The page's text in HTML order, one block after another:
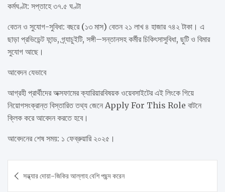
কর্মঘণ্টা: সপ্তাহে ৩৭.৫ ঘণ্টা
বেতন ও সুযোগ-সুবিধা: বছরে (১৩ মাস) বেতন ২১ লাখ ৪ হাজার ৭৪২ টাকা। এ
ছাড়া প্রভিডেন্ট ফান্ড, গ্র্যাচুইটি, সঙ্গী–সন্তানসহ কর্মীর চিকিৎসাসুবিধা, ছুটি ও বিমার
সুযোগ আছে।
আবেদন যেভাবে
আগ্রহী প্রার্থীদের অক্সফামের ক্যারিয়ারবিষয়ক ওয়েবসাইটের এই লিংকে গিয়ে
নিয়োগসংক্রান্ত বিস্তারিত তথ্য জেনে Apply For This Role বাটনে
ক্লিক করে আবেদন করতে হবে।
আবেদনের শেষ সময়: ১ ফেব্রুয়ারি ২০২৫।
navigation
সন্ধ্যার দোয়া-জিকির আল্লাহ বেশি পছন্দ করেন